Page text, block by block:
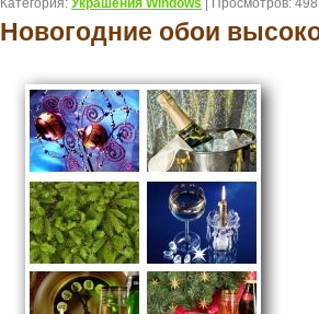
Категория: Украшения Windows Просмотров: 498
Новогодние обои